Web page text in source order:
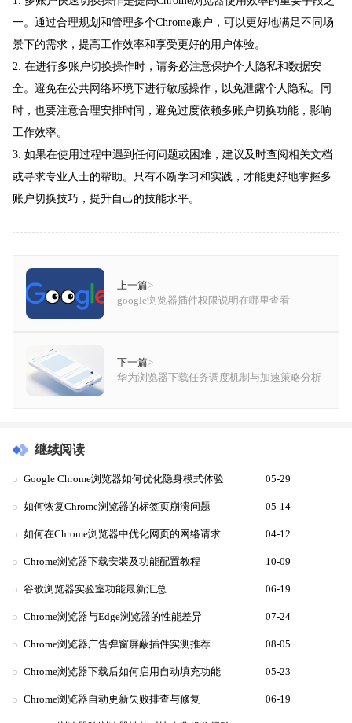
一。通过合理规划和管理多个Chrome账户，可以更好地满足不同场
景下的需求，提高工作效率和享受更好的用户体验。
2. 在进行多账户切换操作时，请务必注意保护个人隐私和数据安
全。避免在公共网络环境下进行敏感操作，以免泄露个人隐私。同
时，也要注意合理安排时间，避免过度依赖多账户切换功能，影响
工作效率。
3. 如果在使用过程中遇到任何问题或困难，建议及时查阅相关文档
或寻求专业人士的帮助。只有不断学习和实践，才能更好地掌握多
账户切换技巧，提升自己的技能水平。
上一篇>
google浏览器插件权限说明在哪里查看
下一篇>
华为浏览器下载任务调度机制与加速策略分析
继续阅读
Google Chrome浏览器如何优化隐身模式体验 05-29
如何恢复Chrome浏览器的标签页崩溃问题 05-14
如何在Chrome浏览器中优化网页的网络请求 04-12
Chrome浏览器下载安装及功能配置教程 10-09
谷歌浏览器实验室功能最新汇总 06-19
Chrome浏览器与Edge浏览器的性能差异 07-24
Chrome浏览器广告弹窗屏蔽插件实测推荐 08-05
Chrome浏览器下载后如何启用自动填充功能 05-23
Chrome浏览器自动更新失败排查与修复 06-19